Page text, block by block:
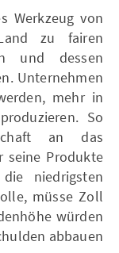
Werkzeug von
zu fairen
und dessen
Unternehmen
mehr in
So
an das
seine Produkte
niedrigsten
müsse Zoll
würden
abbauen.